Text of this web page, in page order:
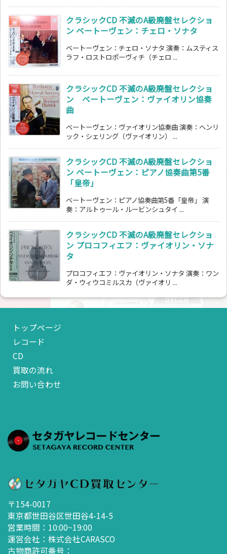
クラシックCD 不滅のA級廃盤セレクショ
ン ベートーヴェン：チェロ・ソナタ
ベートーヴェン：チェロ・ソナタ 演奏：ムスティス
ラフ・ロストロポーヴィチ（チェロ ...
クラシックCD 不滅のA級廃盤セレクショ
ン ベートーヴェン：ヴァイオリン協奏
曲
ベートーヴェン：ヴァイオリン協奏曲 演奏：ヘンリ
ック・シェリング（ヴァイオリン） ...
クラシックCD 不滅のA級廃盤セレクショ
ン ベートーヴェン：ピアノ協奏曲第5番
「皇帝」
ベートーヴェン：ピアノ協奏曲第5番「皇帝」 演
奏：アルトゥール・ルービンシュタイ ...
クラシックCD 不滅のA級廃盤セレクショ
ン プロコフィエフ：ヴァイオリン・ソナ
タ
プロコフィエフ：ヴァイオリン・ソナタ 演奏：ワン
ダ・ウィウコミルスカ（ヴァイオリ ...
トップページ
レコード
CD
買取の流れ
お問い合わせ
〒154-0017
東京都世田谷区世田谷4-14-5
営業時間：10:00~19:00
運営会社：株式会社CARASCO
古物商許可番号：